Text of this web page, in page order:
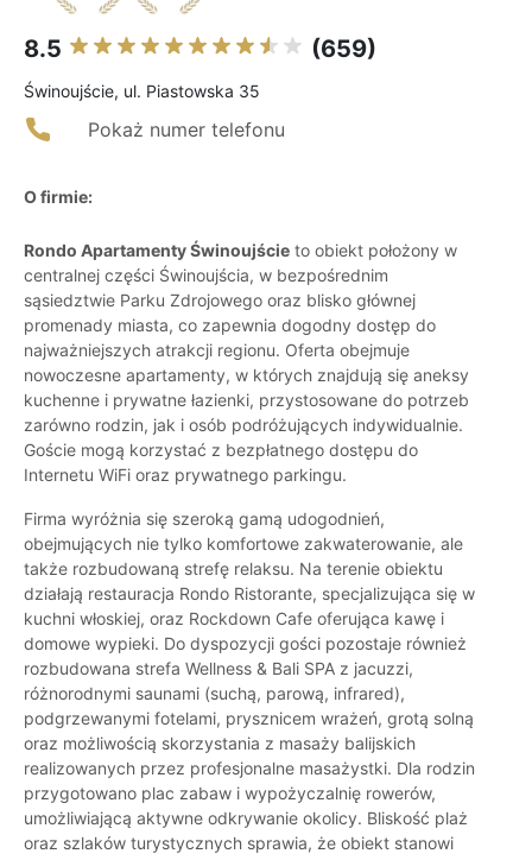
8.5 (659)
Świnoujście, ul. Piastowska 35
Pokaż numer telefonu
O firmie:
Rondo Apartamenty Świnoujście to obiekt położony w
centralnej części Świnoujścia, w bezpośrednim
sąsiedztwie Parku Zdrojowego oraz blisko głównej
promenady miasta, co zapewnia dogodny dostęp do
najważniejszych atrakcji regionu. Oferta obejmuje
nowoczesne apartamenty, w których znajdują się aneksy
kuchenne i prywatne łazienki, przystosowane do potrzeb
zarówno rodzin, jak i osób podróżujących indywidualnie.
Goście mogą korzystać z bezpłatnego dostępu do
Internetu WiFi oraz prywatnego parkingu.
Firma wyróżnia się szeroką gamą udogodnień,
obejmujących nie tylko komfortowe zakwaterowanie, ale
także rozbudowaną strefę relaksu. Na terenie obiektu
działają restauracja Rondo Ristorante, specjalizująca się w
kuchni włoskiej, oraz Rockdown Cafe oferująca kawę i
domowe wypieki. Do dyspozycji gości pozostaje również
rozbudowana strefa Wellness & Bali SPA z jacuzzi,
różnorodnymi saunami (suchą, parową, infrared),
podgrzewanymi fotelami, prysznicem wrażeń, grotą solną
oraz możliwością skorzystania z masaży balijskich
realizowanych przez profesjonalne masażystki. Dla rodzin
przygotowano plac zabaw i wypożyczalnię rowerów,
umożliwiającą aktywne odkrywanie okolicy. Bliskość plaż
oraz szlaków turystycznych sprawia, że obiekt stanowi